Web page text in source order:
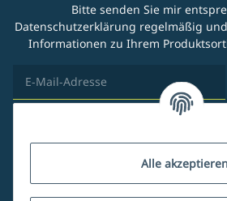
Alle akzeptieren
Bitte senden Sie mir
Datenschutzerklärung regelmäßig
Informationen zu Ihrem